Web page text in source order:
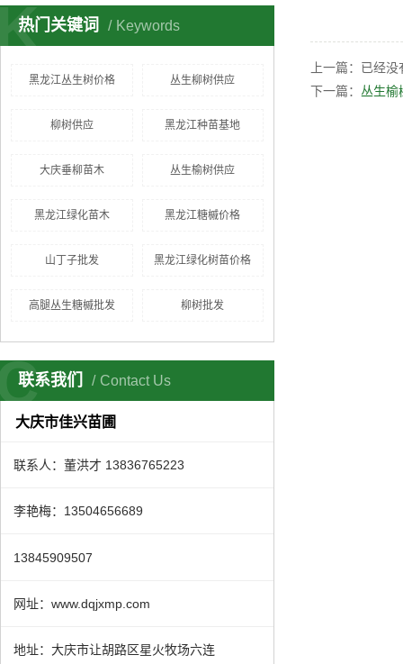
热门关键词 Keywords
黑龙江丛生树价格 丛生柳树供应
柳树供应 黑龙江种苗基地
大庆垂柳苗木 丛生榆树供应
黑龙江绿化苗木 黑龙江糖槭价格
山丁子批发 黑龙江绿化树苗价格
高腿丛生糖槭批发 柳树批发
联系我们 Contact Us
大庆市佳兴苗圃
联系人：董洪才 13836765223
李艳梅：13504656689
13845909507
网址：www.dqjxmp.com
地址：大庆市让胡路区星火牧场六连
上一篇：已经没
下一篇： 丛生榆